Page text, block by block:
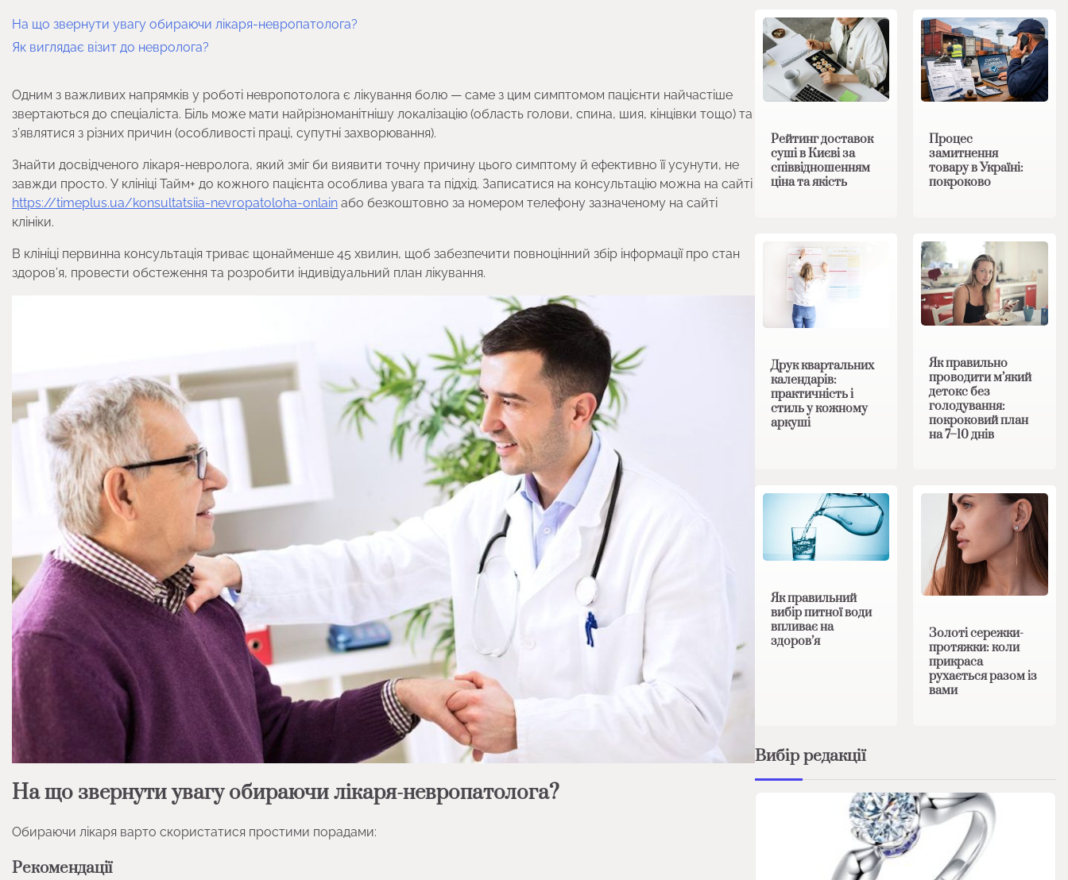
На що звернути увагу обираючи лікаря-невропатолога?
Як виглядає візит до невролога?
Одним з важливих напрямків у роботі невропотолога є лікування болю — саме з цим симптомом пацієнти найчастіше
звертаються до спеціаліста. Біль може мати найрізноманітнішу локалізацію (область голови, спина, шия, кінцівки тощо) та
з’являтися з різних причин (особливості праці, супутні захворювання).
Знайти досвідченого лікаря-невролога, який зміг би виявити точну причину цього симптому й ефективно її усунути, не
завжди просто. У клініці Тайм+ до кожного пацієнта особлива увага та підхід. Записатися на консультацію можна на сайті
https://timeplus.ua/konsultatsiia-nevropatoloha-onlain або безкоштовно за номером телефону зазначеному на сайті
клініки.
В клініці первинна консультація триває щонайменше 45 хвилин, щоб забезпечити повноцінний збір інформації про стан
здоров’я, провести обстеження та розробити індивідуальний план лікування.
На що звернути увагу обираючи лікаря-невропатолога?
Обираючи лікаря варто скористатися простими порадами:
Рекомендації
Рейтинг доставок
суші в Києві за
співвідношенням
ціна та якість
Процес
замитнення
товару в Україні:
покроково
Друк квартальних
календарів:
практичність і
стиль у кожному
аркуші
Як правильно
проводити м’який
детокс без
голодування:
покроковий план
на 7–10 днів
Як правильний
вибір питної води
впливає на
здоров’я
Золоті сережки-
протяжки: коли
прикраса
рухається разом із
вами
Вибір редакції